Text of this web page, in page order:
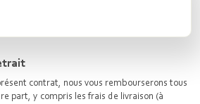
contrat, nous vous rembourserons tous
part, y compris les frais de livraison (à